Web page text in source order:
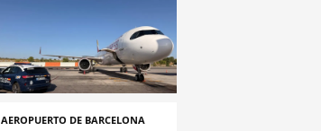
AEROPUERTO DE BARCELONA